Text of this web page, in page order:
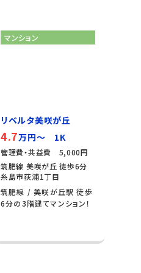
マンション
リベルタ美咲が丘
4.7万円～ 1K
管理費・共益費 5,000円
筑肥線 美咲が丘 徒歩6分
糸島市荻浦1丁目
筑肥線 / 美咲が丘駅 徒歩
6分の3階建てマンション！